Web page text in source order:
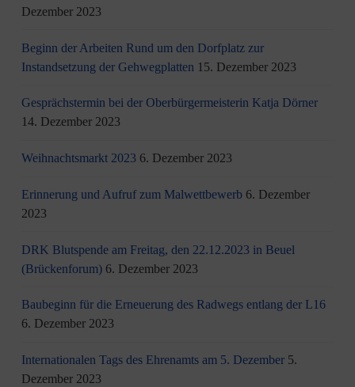
Dezember 2023
Beginn der Arbeiten Rund um den Dorfplatz zur
Instandsetzung der Gehwegplatten 15. Dezember 2023
Gesprächstermin bei der Oberbürgermeisterin Katja Dörner
14. Dezember 2023
Weihnachtsmarkt 2023 6. Dezember 2023
Erinnerung und Aufruf zum Malwettbewerb 6. Dezember
2023
DRK Blutspende am Freitag, den 22.12.2023 in Beuel
(Brückenforum) 6. Dezember 2023
Baubeginn für die Erneuerung des Radwegs entlang der L16
6. Dezember 2023
Internationalen Tags des Ehrenamts am 5. Dezember 5.
Dezember 2023